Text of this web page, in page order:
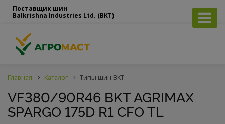
Поставщик шин
Balkrishna Industries Ltd. (BKT)
Главная Каталог Типы шин BKT
VF380/90R46 BKT AGRIMAX
SPARGO 175D R1 CFO TL